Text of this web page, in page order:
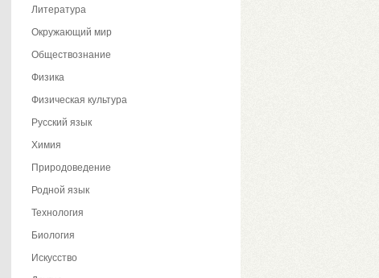
Литература
Окружающий мир
Обществознание
Физика
Физическая культура
Русский язык
Химия
Природоведение
Родной язык
Технология
Биология
Искусство